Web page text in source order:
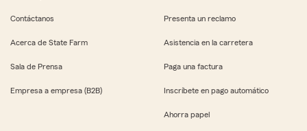
Contáctanos
Acerca de State Farm
Sala de Prensa
Empresa a empresa (B2B)
Presenta un reclamo
Asistencia en la carretera
Paga una factura
Inscríbete en pago automático
Ahorra papel